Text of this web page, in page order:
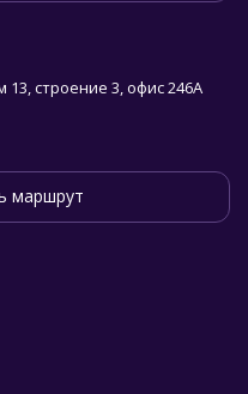
строение 3, офис 246А
маршрут